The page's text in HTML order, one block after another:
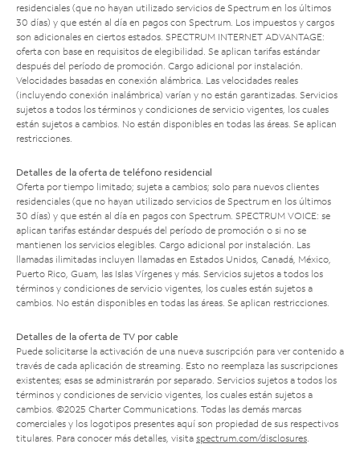
residenciales (que no hayan utilizado servicios de Spectrum en los últimos
30 días) y que estén al día en pagos con Spectrum. Los impuestos y cargos
son adicionales en ciertos estados. SPECTRUM INTERNET ADVANTAGE:
oferta con base en requisitos de elegibilidad. Se aplican tarifas estándar
después del período de promoción. Cargo adicional por instalación.
Velocidades basadas en conexión alámbrica. Las velocidades reales
(incluyendo conexión inalámbrica) varían y no están garantizadas. Servicios
sujetos a todos los términos y condiciones de servicio vigentes, los cuales
están sujetos a cambios. No están disponibles en todas las áreas. Se aplican
restricciones.
Detalles de la oferta de teléfono residencial
Oferta por tiempo limitado; sujeta a cambios; solo para nuevos clientes
residenciales (que no hayan utilizado servicios de Spectrum en los últimos
30 días) y que estén al día en pagos con Spectrum. SPECTRUM VOICE: se
aplican tarifas estándar después del período de promoción o si no se
mantienen los servicios elegibles. Cargo adicional por instalación. Las
llamadas ilimitadas incluyen llamadas en Estados Unidos, Canadá, México,
Puerto Rico, Guam, las Islas Vírgenes y más. Servicios sujetos a todos los
términos y condiciones de servicio vigentes, los cuales están sujetos a
cambios. No están disponibles en todas las áreas. Se aplican restricciones.
Detalles de la oferta de TV por cable
Puede solicitarse la activación de una nueva suscripción para ver contenido a
través de cada aplicación de streaming. Esto no reemplaza las suscripciones
existentes; esas se administrarán por separado. Servicios sujetos a todos los
términos y condiciones de servicio vigentes, los cuales están sujetos a
cambios. ©2025 Charter Communications. Todas las demás marcas
comerciales y los logotipos presentes aquí son propiedad de sus respectivos
titulares. Para conocer más detalles, visita spectrum.com/disclosures